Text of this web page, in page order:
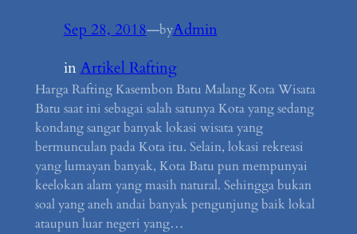
Sep 28, 2018—byAdmin
inArtikel Rafting
Harga Rafting Kasembon Batu Malang Kota Wisata
Batu saat ini sebagai salah satunya Kota yang sedang
kondang sangat banyak lokasi wisata yang
bermunculan pada Kota itu. Selain, lokasi rekreasi
yang lumayan banyak, Kota Batu pun mempunyai
keelokan alam yang masih natural. Sehingga bukan
soal yang aneh andai banyak pengunjung baik lokal
ataupun luar negeri yang…